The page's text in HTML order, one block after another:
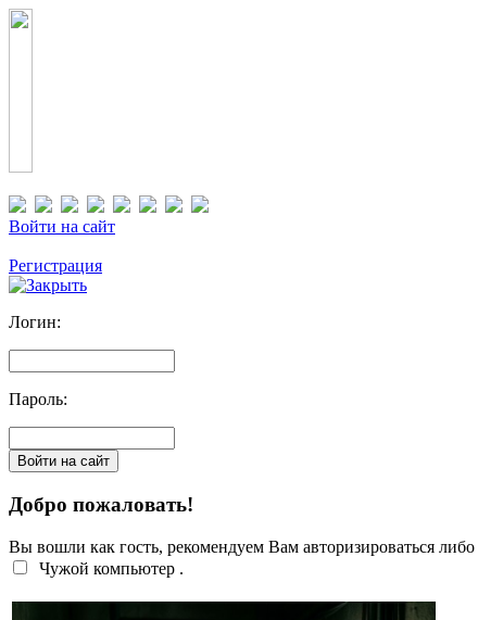
Войти на сайт
Регистрация
Логин:
Пароль:
Добро пожаловать!
Вы вошли как гость, рекомендуем Вам авторизироваться
Чужой компьютер .